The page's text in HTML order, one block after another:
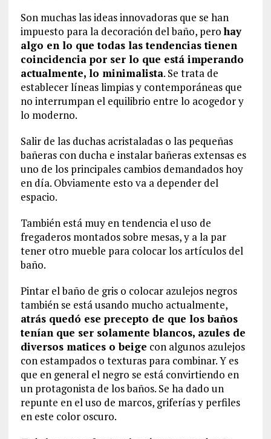
Son muchas las ideas innovadoras que se han
impuesto para la decoración del baño, perohay
algo en lo que todas las tendencias tienen
coincidencia por ser lo que está imperando
actualmente, lo minimalista. Se trata de
establecer líneas limpias y contemporáneas que
no interrumpan el equilibrio entre lo acogedor y
lo moderno.
Salir de las duchas acristaladas o las pequeñas
bañeras con ducha e instalar bañeras extensas es
uno de los principales cambios demandados hoy
en día. Obviamente esto va a depender del
espacio.
También está muy en tendencia el uso de
fregaderos montados sobre mesas, y a la par
tener otro mueble para colocar los artículos del
baño.
Pintar el baño de gris o colocar azulejos negros
también se está usando mucho actualmente,
atrás quedó ese precepto de que los baños
tenían que ser solamente blancos, azules de
diversos matices o beige con algunos azulejos
con estampados o texturas para combinar. Y es
que en general el negro se está convirtiendo en
un protagonista de los baños. Se ha dado un
repunte en el uso de marcos, griferías y perfiles
en este color oscuro.